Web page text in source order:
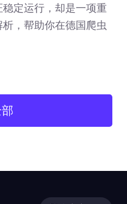
定运行，却是一项重
，帮助你在德国爬虫